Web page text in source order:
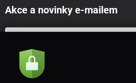
Akce a novinky e-mailem
Souhlasím se